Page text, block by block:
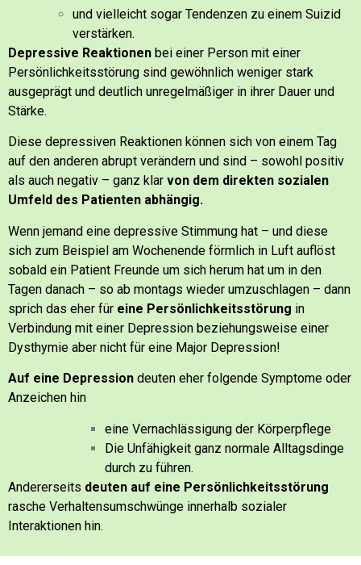
und vielleicht sogar Tendenzen zu einem Suizid
verstärken.
Depressive Reaktionen bei einer Person mit einer
Persönlichkeitsstörung sind gewöhnlich weniger stark
ausgeprägt und deutlich unregelmäßiger in ihrer Dauer und
Stärke.
Diese depressiven Reaktionen können sich von einem Tag
auf den anderen abrupt verändern und sind – sowohl positiv
als auch negativ – ganz klar von dem direkten sozialen
Umfeld des Patienten abhängig.
Wenn jemand eine depressive Stimmung hat – und diese
sich zum Beispiel am Wochenende förmlich in Luft auflöst
sobald ein Patient Freunde um sich herum hat um in den
Tagen danach – so ab montags wieder umzuschlagen – dann
sprich das eher für eine Persönlichkeitsstörung in
Verbindung mit einer Depression beziehungsweise einer
Dysthymie aber nicht für eine Major Depression!
Auf eine Depression deuten eher folgende Symptome oder
Anzeichen hin
eine Vernachlässigung der Körperpflege
Die Unfähigkeit ganz normale Alltagsdinge
durch zu führen.
Andererseits deuten auf eine Persönlichkeitsstörung
rasche Verhaltensumschwünge innerhalb sozialer
Interaktionen hin.